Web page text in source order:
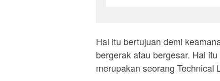
Hal itu bertujuan demi
bergerak atau bergesar. Hal
merupakan seorang Technical